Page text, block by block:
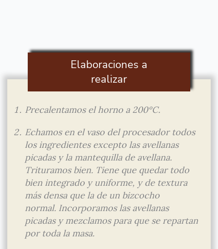
Elaboraciones a
realizar
Precalentamos el horno a 200ºC.
Echamos en el vaso del procesador todos
los ingredientes excepto las avellanas
picadas y la mantequilla de avellana.
Trituramos bien. Tiene que quedar todo
bien integrado y uniforme, y de textura
más densa que la de un bizcocho
normal. Incorporamos las avellanas
picadas y mezclamos para que se repartan
por toda la masa.